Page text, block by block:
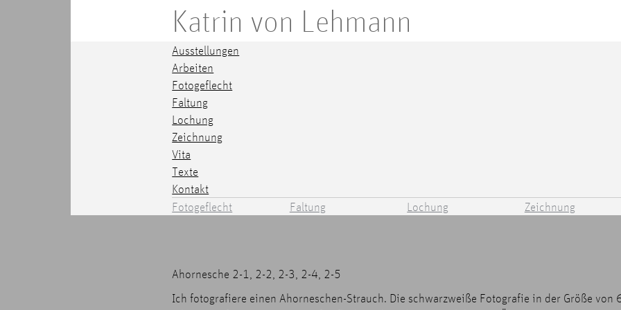
Katrin von Lehmann
Ausstellungen
Arbeiten
Fotogeflecht
Faltung
Lochung
Zeichnung
Vita
Texte
Kontakt
Fotogeflecht
Faltung Lochung Zeichnung
Ahornesche 2-1, 2-2, 2-3, 2-4, 2-5
Ich fotografiere einen Ahorneschen-Strauch. Die schwarzweiße Fotografie in der Größe von